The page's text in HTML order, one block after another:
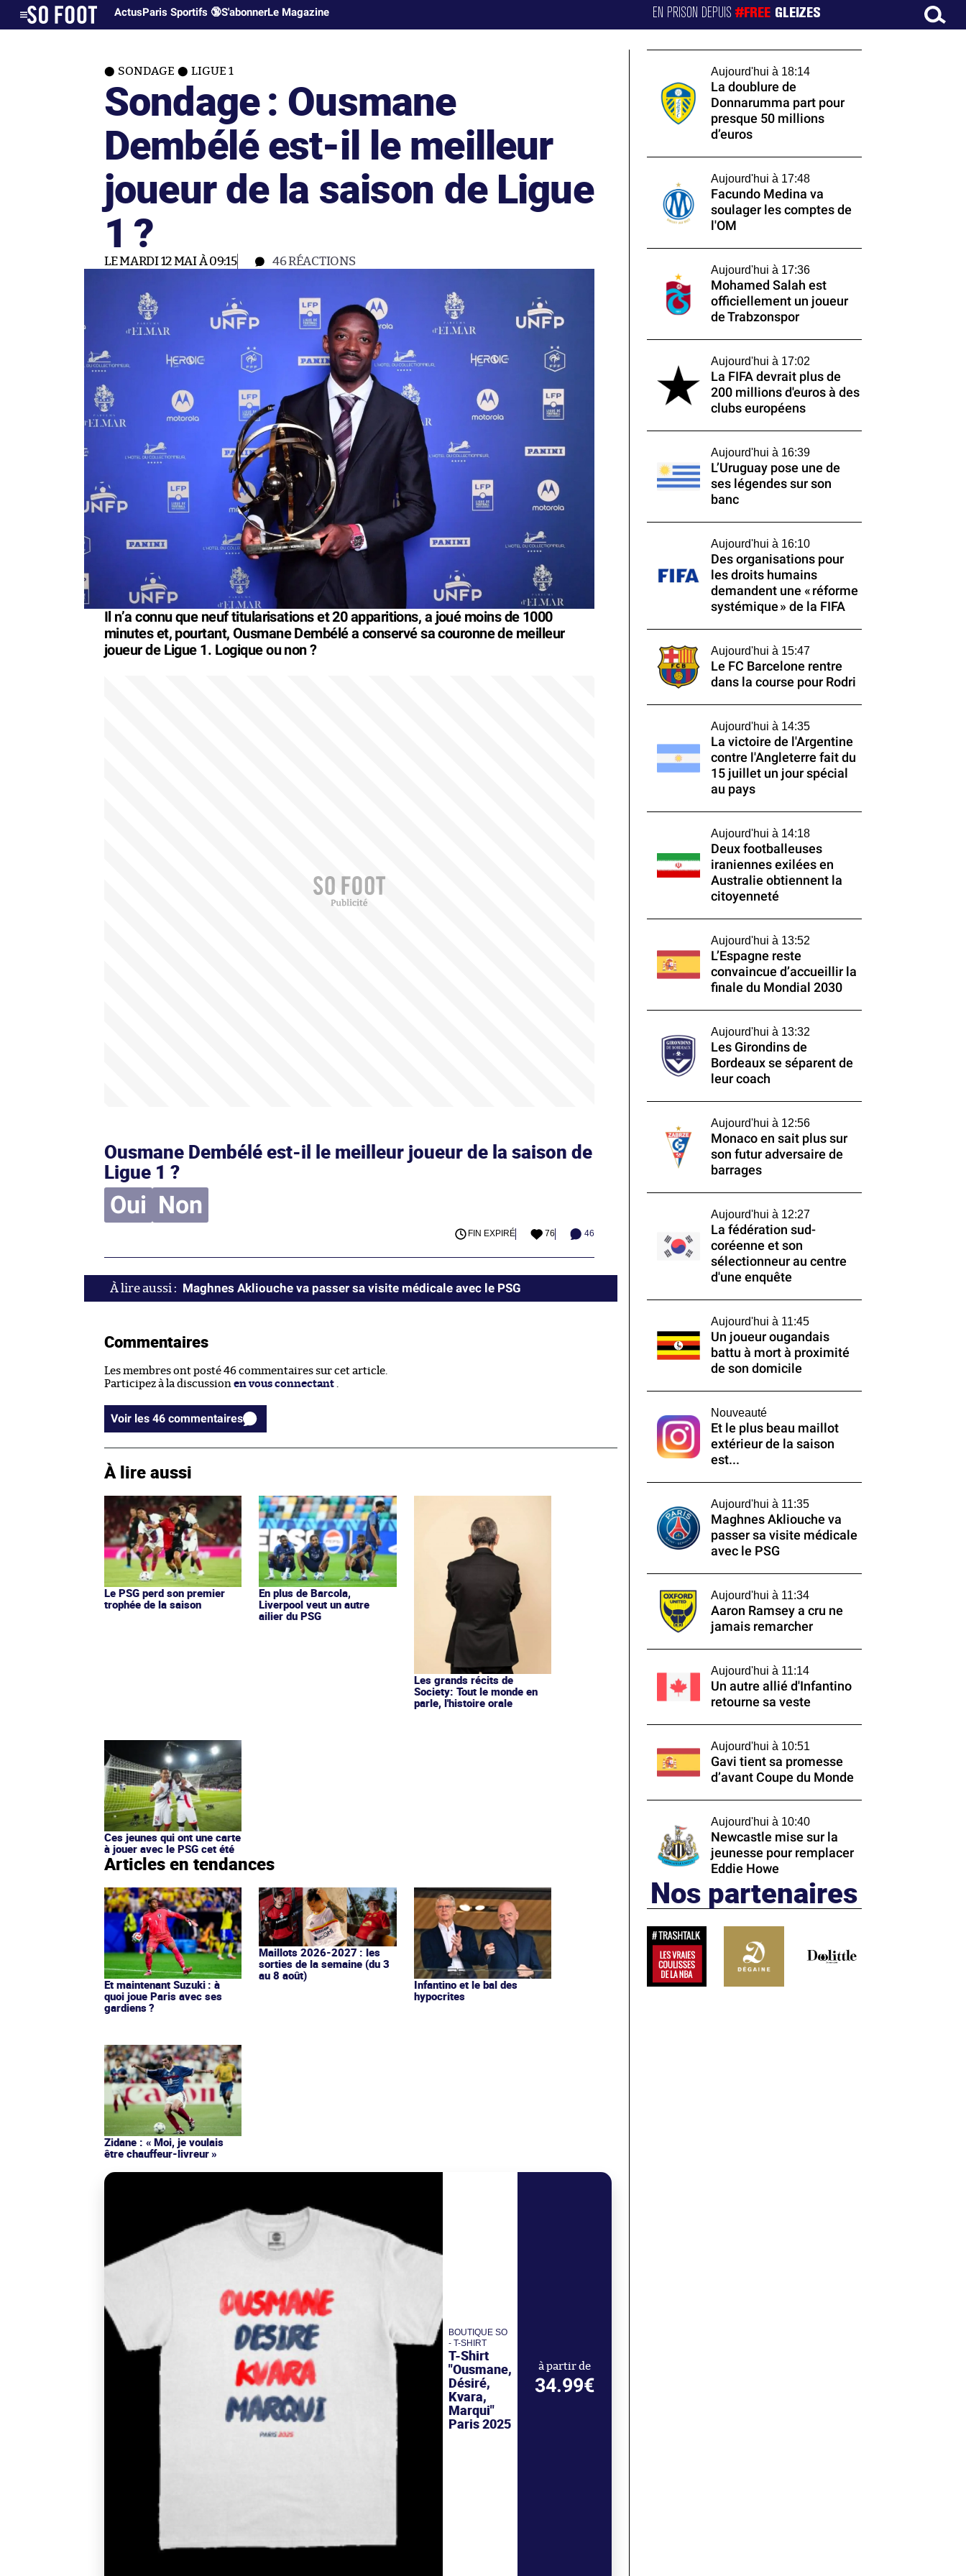
ActusParis Sportifs 🔞S'abonnerLe Magazine EN PRISON DEPUIS#FREE GLEIZES
SONDAGE LIGUE 1
Sondage : Ousmane
Dembélé est-il le meilleur
joueur de la saison de Ligue
1 ?
LE MARDI 12 MAI À 09:15 46RÉACTIONS
Il n’a connu que neuf titularisations et 20 apparitions, a joué moins de 1000
minutes et, pourtant, Ousmane Dembélé a conservé sa couronne de meilleur
joueur de Ligue 1. Logique ou non ?
Ousmane Dembélé est-il le meilleur joueur de la saison de
Ligue 1 ?
Oui Non
FIN EXPIRÉ 76 46
Maghnes Akliouche va passer sa visite médicale avec le PSG
Commentaires
Les membres ont posté 46 commentaires sur cet article.
Participez à la discussion en vous connectant
Voir les 46 commentaires
À lire aussi
Le PSG perd son premier
trophée de la saison
En plus de Barcola,
Liverpool veut un autre
ailier du PSG
Les grands récits de
Society: Tout le monde en
parle, l'histoire orale
Ces jeunes qui ont une carte
à jouer avec le PSG cet été
Articles en tendances
Et maintenant Suzuki : à
quoi joue Paris avec ses
gardiens ?
Maillots 2026-2027 : les
sorties de la semaine (du 3
au 8 août)
Infantino et le bal des
hypocrites
Zidane : « Moi, je voulais
être chauffeur-livreur »
BOUTIQUE SO
- T-SHIRT
T-Shirt
"Ousmane,
Désiré,
Kvara,
Marqui"
Paris 2025
à partir de
34.99€
Aujourd'hui à 18:14
La doublure de
Donnarumma part pour
presque 50 millions
d’euros
Aujourd'hui à 17:48
Facundo Medina va
soulager les comptes de
l'OM
Aujourd'hui à 17:36
Mohamed Salah est
officiellement un joueur
de Trabzonspor
Aujourd'hui à 17:02
La FIFA devrait plus de
200 millions d'euros à des
clubs européens
Aujourd'hui à 16:39
L’Uruguay pose une de
ses légendes sur son
banc
Aujourd'hui à 16:10
Des organisations pour
les droits humains
demandent une « réforme
systémique » de la FIFA
Aujourd'hui à 15:47
Le FC Barcelone rentre
dans la course pour Rodri
Aujourd'hui à 14:35
La victoire de l'Argentine
contre l'Angleterre fait du
15 juillet un jour spécial
au pays
Aujourd'hui à 14:18
Deux footballeuses
iraniennes exilées en
Australie obtiennent la
citoyenneté
Aujourd'hui à 13:52
L’Espagne reste
convaincue d’accueillir la
finale du Mondial 2030
Aujourd'hui à 13:32
Les Girondins de
Bordeaux se séparent de
leur coach
Aujourd'hui à 12:56
Monaco en sait plus sur
son futur adversaire de
barrages
Aujourd'hui à 12:27
La fédération sud-
coréenne et son
sélectionneur au centre
d'une enquête
Aujourd'hui à 11:45
Un joueur ougandais
battu à mort à proximité
de son domicile
Nouveauté
Et le plus beau maillot
extérieur de la saison
est...
Aujourd'hui à 11:35
Maghnes Akliouche va
passer sa visite médicale
avec le PSG
Aujourd'hui à 11:34
Aaron Ramsey a cru ne
jamais remarcher
Aujourd'hui à 11:14
Un autre allié d'Infantino
retourne sa veste
Aujourd'hui à 10:51
Gavi tient sa promesse
d’avant Coupe du Monde
Aujourd'hui à 10:40
Newcastle mise sur la
jeunesse pour remplacer
Eddie Howe
Nos partenaires